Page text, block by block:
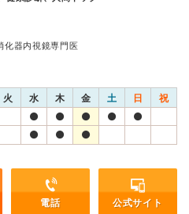
化器内視鏡専門医
火 水 木 金 土 日 祝
電話 公式サイト